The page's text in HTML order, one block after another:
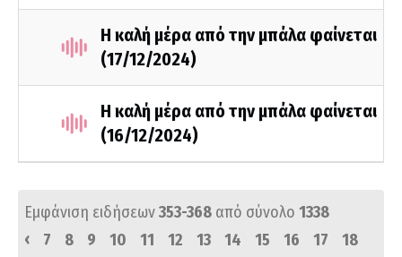
Η καλή μέρα από την μπάλα φαίνεται
(17/12/2024)
Η καλή μέρα από την μπάλα φαίνεται
(16/12/2024)
Εμφάνιση ειδήσεων353-368 από σύνολο 1338
‹
7 8 9 10 11 12 13 14 15 16 17
18